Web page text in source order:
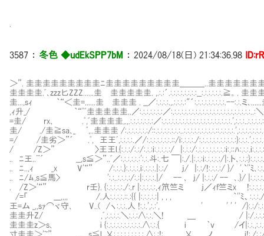
3587 ： 冬色 ◆udEkSPP7bM ： 2024/08/18(日) 21:34:36.98
＞”. 圭圭圭圭圭圭圭圭圭ﾆ圭圭圭圭圭圭圭圭圭＿＿＿..圭圭圭圭圭圭
圭圭圭圭.ﾞ､zzz匕ZZZ......圭Ⅷ圭圭圭圭圭. ,.:.:´.:.:.:.:.:.:.:.:__:.:.:.:.:.:.≧。.
圭...,sｨ ｀“＜圭=......圭Ⅷ圭圭圭 . __／:.:.:.:.,.:.:.:.:"´:.:.:.:.:.:.:.:.:.--:.:.ミ､
,ｨ升_/ ｀“ﾟﾞ圭圭圭圭圭..／:.:.:.:.:.:.:／:.:.:.:.:.:.:.:.:.:.:.:.:.:.:.:.:.:.:.:.:.:.:..:
=圭/ rx､ .ﾟ,ﾞ圭圭圭圭,.,.:.:.:.:.:.:.:／
圭/ ./圭≧sa､_ ﾟ,..圭圭圭 /:.:.:.:.:.:.:/
=/ /圭劣＞”´ .ﾟ, 王王ﾞ,:.:.:.:.／/:.:.:.:.:.:.:.::/i:.:.:.:./
/ /Z＞” 〉王王l.{:.:.:/:.:/:.:.:i:.:.:.:.:/ |:.:.:/:.:.:.:.:.:.:.:.:i:.::ﾊ
.. ﾆ王..¨´ __,s≦＞”..ﾞ／:.:.:.:.:.:':.:.斗:.七 ￣|:./.|:.:.:i:.:.:.:.:/|:.ト､
.. ﾆ..,ｨ _x V'“” /:.:.:.}:.:.:.:.i:.:.:.:.|:.:/ j/ |:.:/!:.:.:.:/ }/ ',`''ﾐ､
.. ﾆ/ﾑ,s≦馬> ':.:..:.:.:.:/:.:|:.:.:.:.|/ -- ､ j/ |:.:.:/ -- ､.}/
. /Z＞'“” r壬}. {:.:.:.:.:./:.r |:.:.:.:.:,ｨ笊竺ミ ｊ／ｨf竺ミx
/=「 ___,,,, Ⅷ/.人:.:.:.:.::.:{{ |:.:.:.:.:| , , , ｀''ﾐ、:.:.:./
王=ム _,,sｧ⌒ヾ守､ V..( /ヽ:.:.:.人 !:.:.',:.:', ' ' ' ' /}:.:/:.:.ﾊ
圭圭升Z/ ,ﾞ,:.:.:.:.＼:.:.:∧:.:.＼! ＿ / |:/.:.:.:, ＼! 二
圭圭圭z＞s､ i {:.:.:.:.:.:.:.:.:.:.∧:.:.{ i ｀v /イ|:.:.,:.:.:'.l二